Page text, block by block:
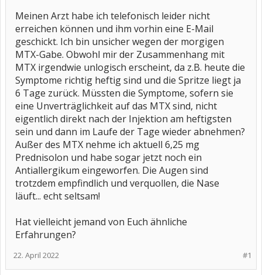
Meinen Arzt habe ich telefonisch leider nicht
erreichen können und ihm vorhin eine E-Mail
geschickt. Ich bin unsicher wegen der morgigen
MTX-Gabe. Obwohl mir der Zusammenhang mit
MTX irgendwie unlogisch erscheint, da z.B. heute die
Symptome richtig heftig sind und die Spritze liegt ja
6 Tage zurück. Müssten die Symptome, sofern sie
eine Unverträglichkeit auf das MTX sind, nicht
eigentlich direkt nach der Injektion am heftigsten
sein und dann im Laufe der Tage wieder abnehmen?
Außer des MTX nehme ich aktuell 6,25 mg
Prednisolon und habe sogar jetzt noch ein
Antiallergikum eingeworfen. Die Augen sind
trotzdem empfindlich und verquollen, die Nase
läuft... echt seltsam!
Hat vielleicht jemand von Euch ähnliche
Erfahrungen?
#1
22. April 2022